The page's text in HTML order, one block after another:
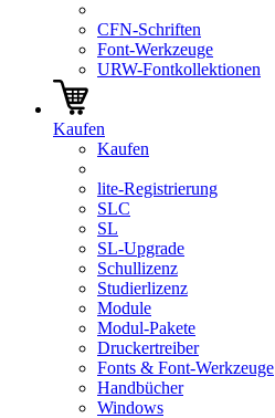
CFN-Schriften
Font-Werkzeuge
URW-Fontkollektionen
Kaufen
Kaufen
lite-Registrierung
SLC
SL
SL-Upgrade
Schullizenz
Studierlizenz
Module
Modul-Pakete
Druckertreiber
Fonts & Font-Werkzeuge
Handbücher
Windows